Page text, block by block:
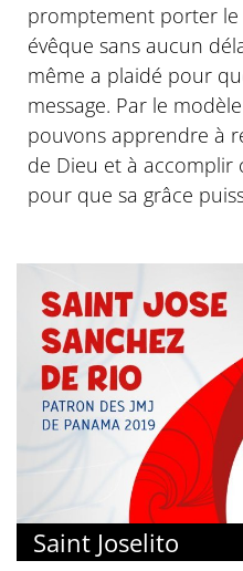
promptement porter le
évêque sans aucun
même a plaidé pour
message. Par le
pouvons apprendre à
de Dieu et à accomplir
pour que sa grâce
Saint Joselito